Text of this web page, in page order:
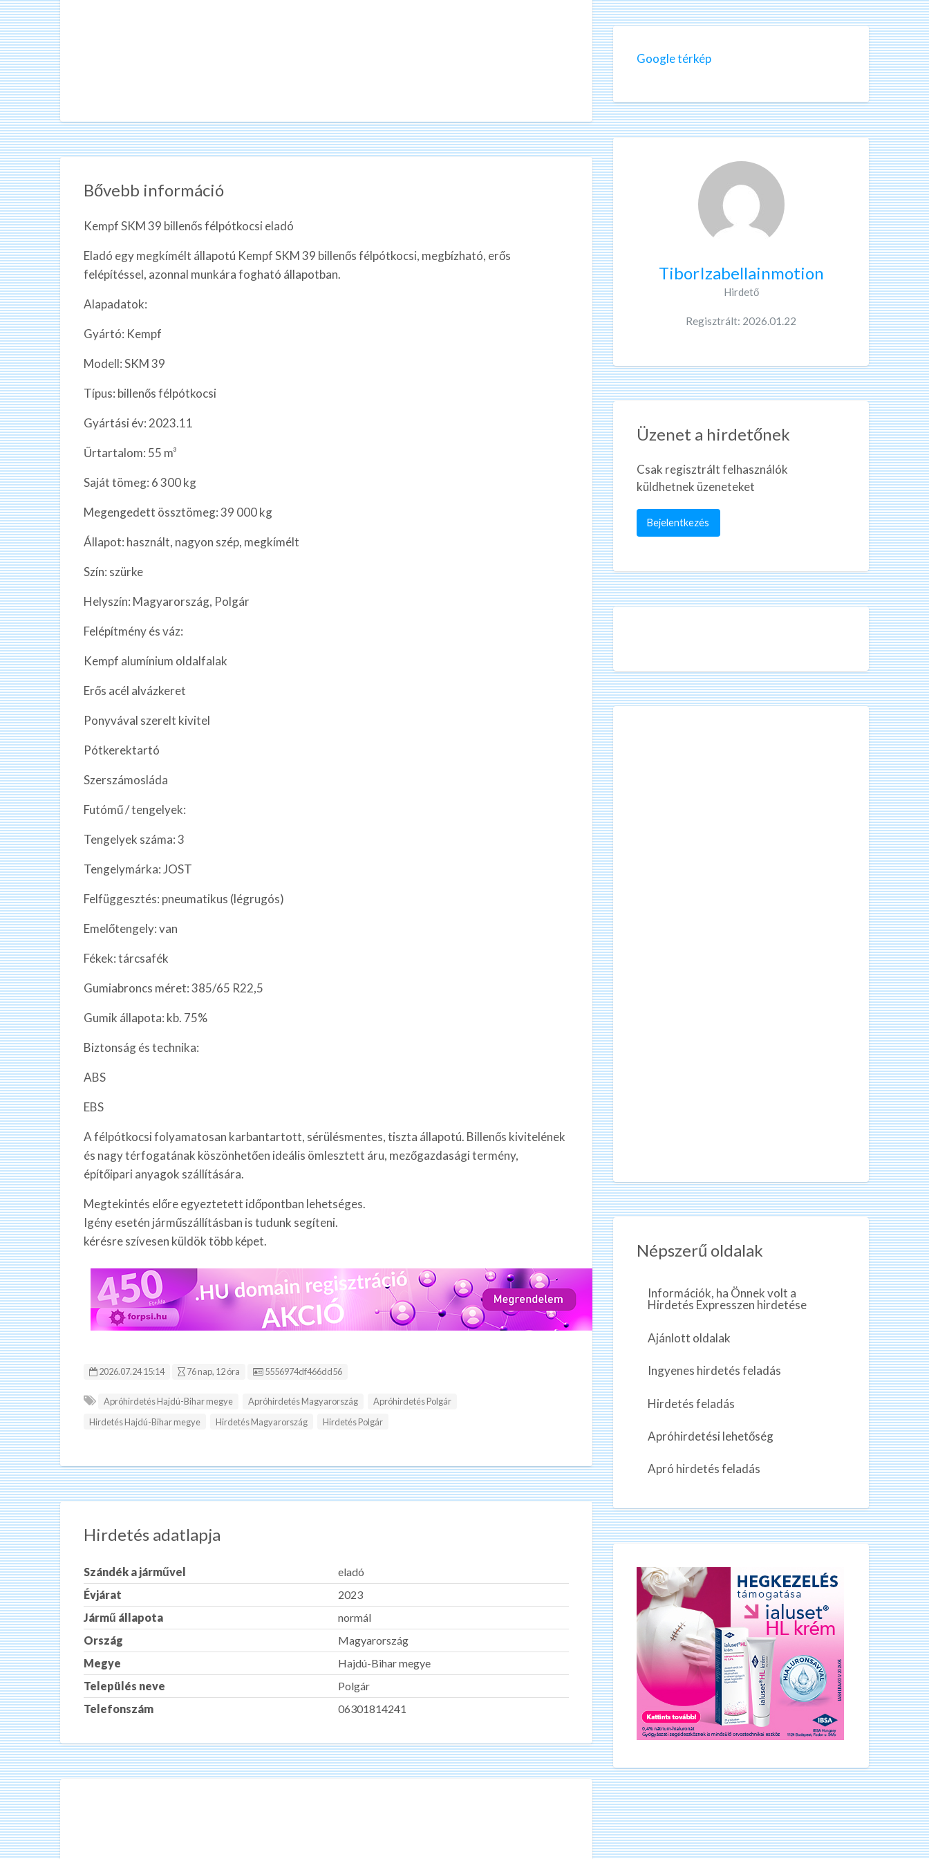
Bővebb információ
Kempf SKM 39 billenős félpótkocsi eladó
Eladó egy megkímélt állapotú Kempf SKM 39 billenős félpótkocsi, megbízható, erős
felépítéssel, azonnal munkára fogható állapotban.
Alapadatok:
Gyártó: Kempf
Modell: SKM 39
Típus: billenős félpótkocsi
Gyártási év: 2023.11
Űrtartalom: 55 m³
Saját tömeg: 6 300 kg
Megengedett össztömeg: 39 000 kg
Állapot: használt, nagyon szép, megkímélt
Szín: szürke
Helyszín: Magyarország, Polgár
Felépítmény és váz:
Kempf alumínium oldalfalak
Erős acél alvázkeret
Ponyvával szerelt kivitel
Pótkerektartó
Szerszámosláda
Futómű / tengelyek:
Tengelyek száma: 3
Tengelymárka: JOST
Felfüggesztés: pneumatikus (légrugós)
Emelőtengely: van
Fékek: tárcsafék
Gumiabroncs méret: 385/65 R22,5
Gumik állapota: kb. 75%
Biztonság és technika:
ABS
EBS
A félpótkocsi folyamatosan karbantartott, sérülésmentes, tiszta állapotú. Billenős kivitelének
és nagy térfogatának köszönhetően ideális ömlesztett áru, mezőgazdasági termény,
építőipari anyagok szállítására.
Megtekintés előre egyeztetett időpontban lehetséges.
Igény esetén járműszállításban is tudunk segíteni.
kérésre szívesen küldök több képet.
2026.07.24 15:14 76 nap, 12 óra Hirdetés ID:
5556974df466dd56
Apróhirdetés Hajdú-Bihar megye Apróhirdetés Magyarország
Apróhirdetés Polgár
Hirdetés Hajdú-Bihar megye
Hirdetés Magyarország Hirdetés Polgár
Hirdetés adatlapja
Szándék a járművel
eladó
Évjárat
2023
Jármű állapota
normál
Ország
Magyarország
Megye
Hajdú-Bihar megye
Település neve
Polgár
Telefonszám
06301814241
Google térkép
TiborIzabellainmotion
Hirdető
Regisztrált: 2026.01.22
Üzenet a hirdetőnek
Csak regisztrált felhasználók
küldhetnek üzeneteket
Bejelentkezés
Népszerű oldalak
Információk, ha Önnek volt a
Hirdetés Expresszen hirdetése
Ajánlott oldalak
Ingyenes hirdetés feladás
Hirdetés feladás
Apróhirdetési lehetőség
Apró hirdetés feladás